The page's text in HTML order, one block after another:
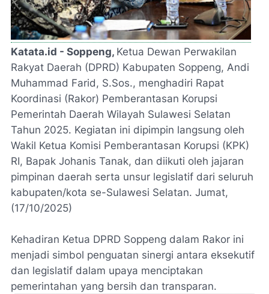
Katata.id - Soppeng, Ketua Dewan Perwakilan
Rakyat Daerah (DPRD) Kabupaten Soppeng, Andi
Muhammad Farid, S.Sos., menghadiri Rapat
Koordinasi (Rakor) Pemberantasan Korupsi
Pemerintah Daerah Wilayah Sulawesi Selatan
Tahun 2025. Kegiatan ini dipimpin langsung oleh
Wakil Ketua Komisi Pemberantasan Korupsi (KPK)
RI, Bapak Johanis Tanak, dan diikuti oleh jajaran
pimpinan daerah serta unsur legislatif dari seluruh
kabupaten/kota se-Sulawesi Selatan. Jumat,
(17/10/2025)
Kehadiran Ketua DPRD Soppeng dalam Rakor ini
menjadi simbol penguatan sinergi antara eksekutif
dan legislatif dalam upaya menciptakan
pemerintahan yang bersih dan transparan.